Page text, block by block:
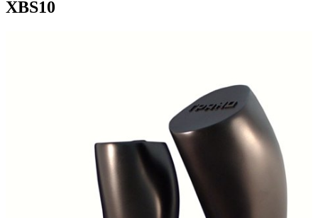
XBS10